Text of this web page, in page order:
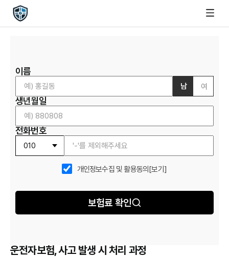
이름
남 여
생년월일
전화번호
개인정보수집 및 활용동의 [보기]
보험료 확인
운전자보험, 사고 발생 시 처리 과정